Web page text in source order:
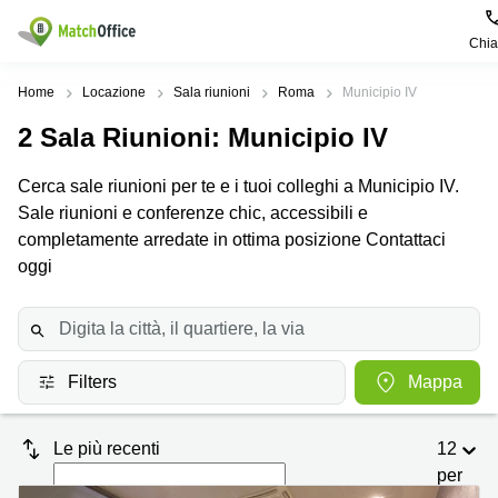
Dare in locazione e affittare
Tipologie di
commerciali
Ufficio
Business
Coworking
Sala
Riunioni
Virtuale
Zone
Genova
Milano
Palermo
Bari
Torino
Firenze
Ricerche
Coworking
Lazio
Coworking
Uffici
in
Vicenza
Palermo
Uffici
Aiuto
Chi Siamo
Prezzo
Accesso
Home Locazione Sala riunioni Roma Municipio IV
2 Sala Riunioni: Municipio IV
Cerca sale riunioni per te e i tuoi colleghi a Municipio IV.
Sale riunioni e conferenze chic, accessibili e
completamente arredate in ottima posizione Contattaci
oggi
Filters Mappa
Le più recenti
12
per